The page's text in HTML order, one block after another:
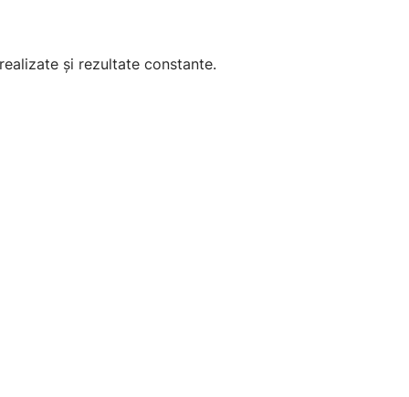
și rezultate constante.